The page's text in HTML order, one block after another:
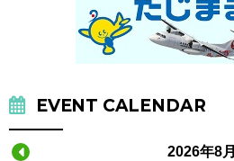
EVENT CALENDAR
2026年8月